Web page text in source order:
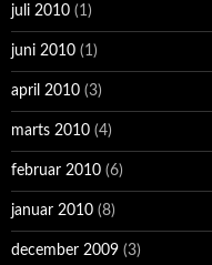
juli 2010 (1)
juni 2010 (1)
april 2010 (3)
marts 2010 (4)
februar 2010 (6)
januar 2010 (8)
december 2009 (3)